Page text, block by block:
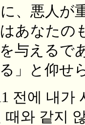
、悪人が
あなたの
与えるで
」と仰せ
전에 내
때와 같지